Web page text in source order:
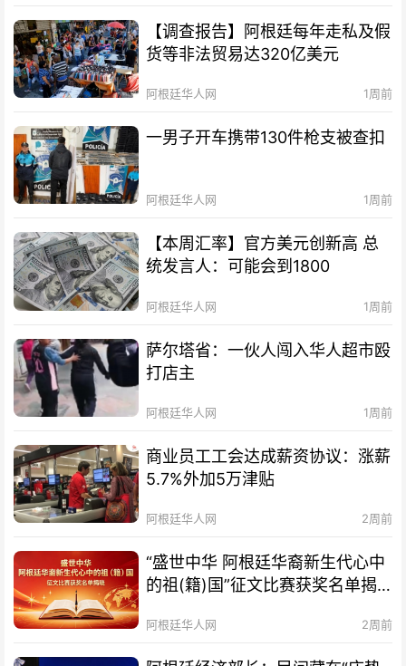
【调查报告】阿根廷每年走私及假
货等非法贸易达320亿美元
阿根廷华人网 1周前
一男子开车携带130件枪支被查扣
阿根廷华人网 1周前
【本周汇率】官方美元创新高 总
统发言人：可能会到1800
阿根廷华人网 1周前
萨尔塔省：一伙人闯入华人超市殴
打店主
阿根廷华人网 1周前
商业员工工会达成薪资协议：涨薪
5.7%外加5万津贴
阿根廷华人网 2周前
“盛世中华 阿根廷华裔新生代心中
的祖(籍)国”征文比赛获奖名单揭
阿根廷华人网 2周前